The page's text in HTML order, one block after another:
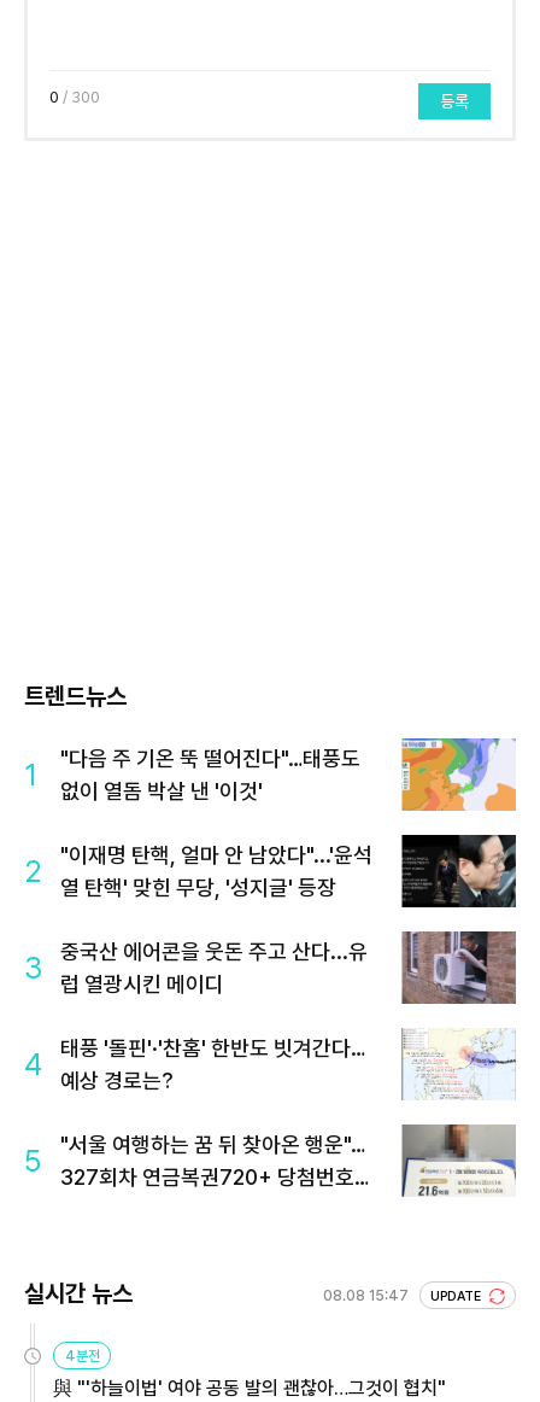
0 / 300 등록
트렌드뉴스
1
"다음 주 기온 뚝 떨어진다"…태풍도
없이 열돔 박살 낸 '이것'
2
"이재명 탄핵, 얼마 안 남았다"...'윤석
열 탄핵' 맞힌 무당, '성지글' 등장
3
중국산 에어콘을 웃돈 주고 산다...유
럽 열광시킨 메이디
4
태풍 '돌핀'·'찬홈' 한반도 빗겨간다…
예상 경로는?
5
"서울 여행하는 꿈 뒤 찾아온 행운"…
327회차 연금복권720+ 당첨번호조
실시간 뉴스 08.08 15:47 UPDATE
4분전
與 "'하늘이법' 여야 공동 발의 괜찮아…그것이 협치"